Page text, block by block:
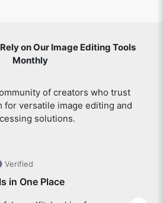
on Our Image Editing Tools
Monthly
of creators who trust
for versatile image editing and
solutions.
Verified
in One Place